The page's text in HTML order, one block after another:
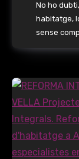
No ho
habitatge,
sense